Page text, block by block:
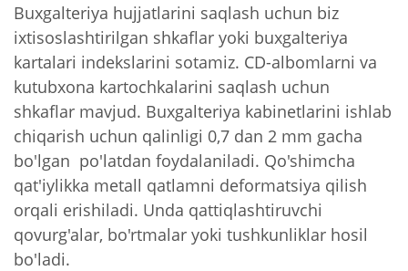
Buxgalteriya hujjatlarini saqlash uchun biz
ixtisoslashtirilgan shkaflar yoki buxgalteriya
kartalari indekslarini sotamiz. CD-albomlarni va
kutubxona kartochkalarini saqlash uchun
shkaflar mavjud. Buxgalteriya kabinetlarini ishlab
chiqarish uchun qalinligi 0,7 dan 2 mm gacha
bo'lgan po'latdan foydalaniladi. Qo'shimcha
qat'iylikka metall qatlamni deformatsiya qilish
orqali erishiladi. Unda qattiqlashtiruvchi
qovurg'alar, bo'rtmalar yoki tushkunliklar hosil
bo'ladi.